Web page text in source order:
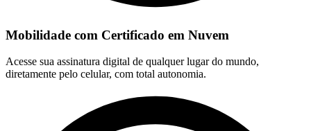
Mobilidade com Certificado em Nuvem
Acesse sua assinatura digital de qualquer lugar do mundo,
diretamente pelo celular, com total autonomia.